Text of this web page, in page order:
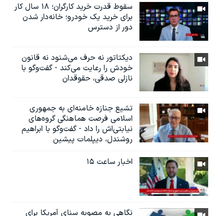
سقوط قدرت خرید کارگران؛ ۱۸ سال کار
برای خرید یک خودرو؛ خانه‌دار شدن
دور از دسترس
دیکتاتور نه حرف می‌شنود نه قانون
خودش را رعایت می‌کند - گفت‌وگو با
نازلی صدقی، حقوقدان
تشیع جنازه خامنه‌ای به جمهوری
اسلامی فرصت هماهنگی گروه‌های
نیابتی‌اش را داد - گفت‌وگو با ابراهیم
روشندل، دیپلمات پیشین
اخبار ساعت ۱۵
نگاهی به مصوبه سنای آمریکا برای